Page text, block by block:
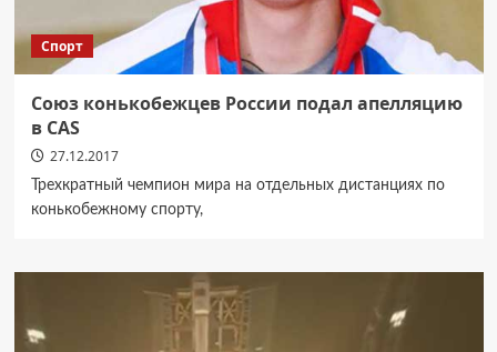
Спорт
Союз конькобежцев России подал апелляцию
в CAS
27.12.2017
Трехкратный чемпион мира на отдельных дистанциях по
конькобежному спорту,